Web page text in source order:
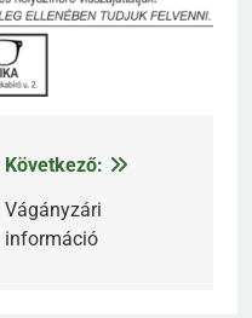
Következő:
Vágányzári
információ